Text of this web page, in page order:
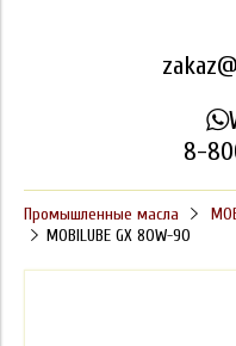
8-
Промышленные масла
MOBILUBE GX 80W-90